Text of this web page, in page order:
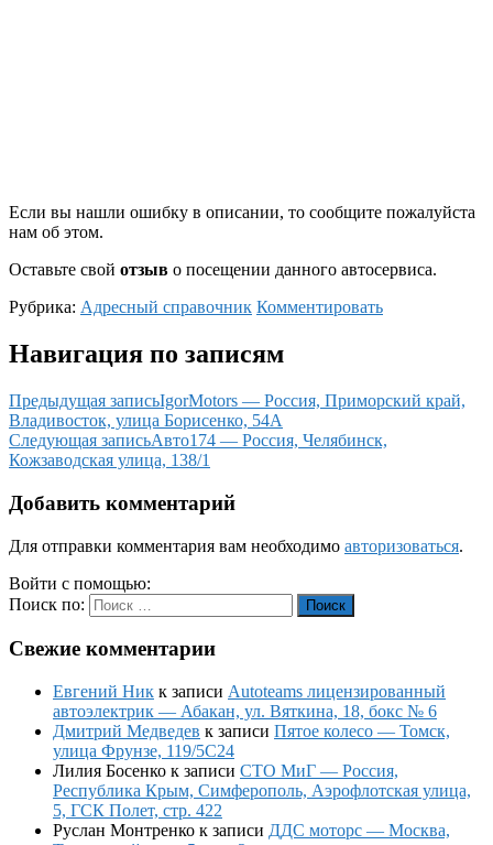
Если вы нашли ошибку в описании, то сообщите пожалуйста
нам об этом.
Оставьте свой отзыв о посещении данного автосервиса.
Рубрика: Адресный справочник Комментировать
Навигация по записям
Предыдущая записьIgorMotors — Россия, Приморский край,
Владивосток, улица Борисенко, 54А
Следующая записьАвто174 — Россия, Челябинск,
Кожзаводская улица, 138/1
Добавить комментарий
Для отправки комментария вам необходимо авторизоваться.
Войти с помощью:
Поиск по:
Поиск
Свежие комментарии
Евгений Ник к записи Autoteams лицензированный
автоэлектрик — Абакан, ул. Вяткина, 18, бокс № 6
Дмитрий Медведев к записи Пятое колесо — Томск,
улица Фрунзе, 119/5С24
Лилия Босенко к записи СТО МиГ — Россия,
Республика Крым, Симферополь, Аэрофлотская улица,
5, ГСК Полет, стр. 422
Руслан Монтренко к записи ДДС моторс — Москва,